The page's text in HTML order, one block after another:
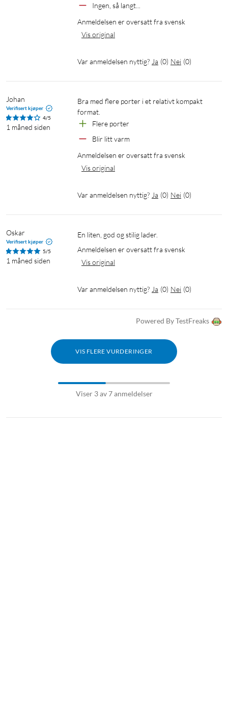
Mål: 53 × 40 × 33 mm
1 × USB-C-kabel (100 W, 1,5 m)
Hurtigstartguide
Ingen, så langt...
Anmeldelsen er oversatt fra svensk
Vis original
Var anmeldelsen nyttig? Ja (0) Nei (0)
Johan
Verifisert kjøper
4/5
1 måned siden
Bra med flere porter i et relativt kompakt
format.
Flere porter
Blir litt varm
Anmeldelsen er oversatt fra svensk
Vis original
Var anmeldelsen nyttig? Ja (0) Nei (0)
Oskar
Verifisert kjøper
5/5
1 måned siden
En liten, god og stilig lader.
Anmeldelsen er oversatt fra svensk
Vis original
Var anmeldelsen nyttig? Ja (0) Nei (0)
Powered By TestFreaks
VIS FLERE VURDERINGER
Viser 3 av 7 anmeldelser